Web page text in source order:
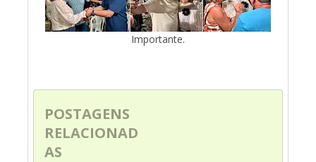
Importante.
POSTAGENS
RELACIONAD
AS